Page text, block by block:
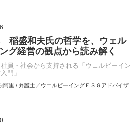
稲盛和夫氏の哲学を、ウェル
グ経営の観点から読み解く
員・社会から支持される「ウェルビーイン
門」
阿里 / 弁護士／ウエルビーイングＥＳＧアドバイザ